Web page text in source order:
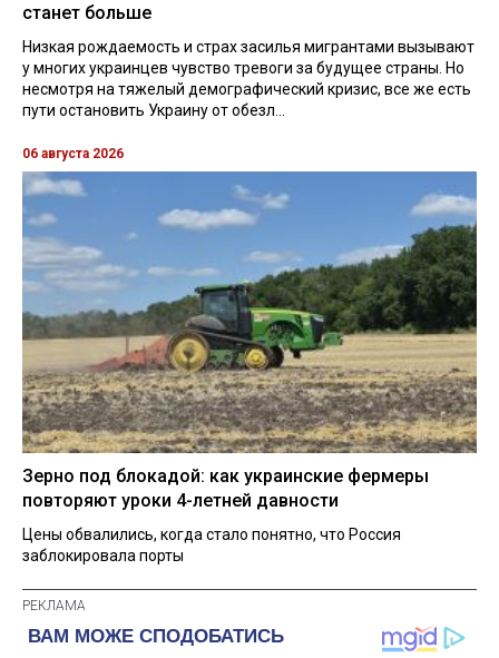
станет больше
Низкая рождаемость и страх засилья мигрантами вызывают
у многих украинцев чувство тревоги за будущее страны. Но
несмотря на тяжелый демографический кризис, все же есть
пути остановить Украину от обезл...
06 августа 2026
Зерно под блокадой: как украинские фермеры
повторяют уроки 4-летней давности
Цены обвалились, когда стало понятно, что Россия
заблокировала порты